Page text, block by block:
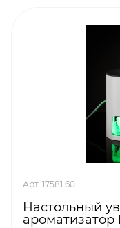
Арт. 17581.60
Настольный
ароматизатор